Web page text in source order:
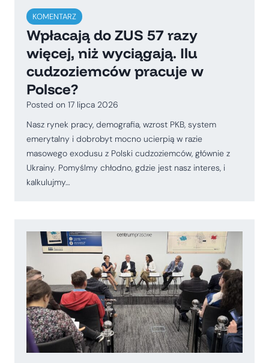
KOMENTARZ
Wpłacają do ZUS 57 razy
więcej, niż wyciągają. Ilu
cudzoziemców pracuje w
Polsce?
Posted on 17 lipca 2026
Nasz rynek pracy, demografia, wzrost PKB, system
emerytalny i dobrobyt mocno ucierpią w razie
masowego exodusu z Polski cudzoziemców, głównie z
Ukrainy. Pomyślmy chłodno, gdzie jest nasz interes, i
kalkulujmy…